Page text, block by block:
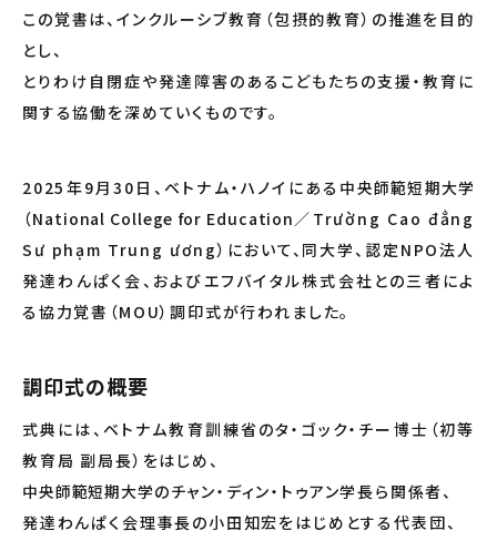
この覚書は、インクルーシブ教育（包摂的教育）の推進を目的
とし、
とりわけ自閉症や発達障害のあるこどもたちの支援・教育に
関する協働を深めていくものです。
2025年9月30日、ベトナム・ハノイにある 中央師範短期大学
（National College for Education／Trường Cao đẳng
Sư phạm Trung ương）において、同大学、認定NPO法人
発達わんぱく会、およびエフバイタル株式会社との三者によ
る協力覚書（MOU）調印式が行われました。
調印式の概要
式典には、ベトナム教育訓練省のタ・ゴック・チー博士（初等
教育局 副局長）をはじめ、
中央師範短期大学のチャン・ディン・トゥアン学長ら関係者、
発達わんぱく会理事長の小田知宏をはじめとする代表団、